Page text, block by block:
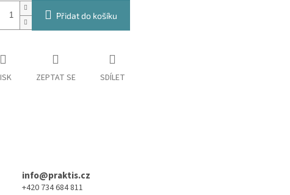
Přidat do košíku
ZEPTAT SE SDÍLET
info@praktis.cz
+420 734 684 811